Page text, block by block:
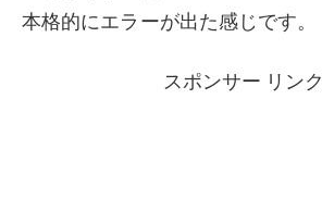
本格的にエラーが出た感じです。
スポンサー リンク